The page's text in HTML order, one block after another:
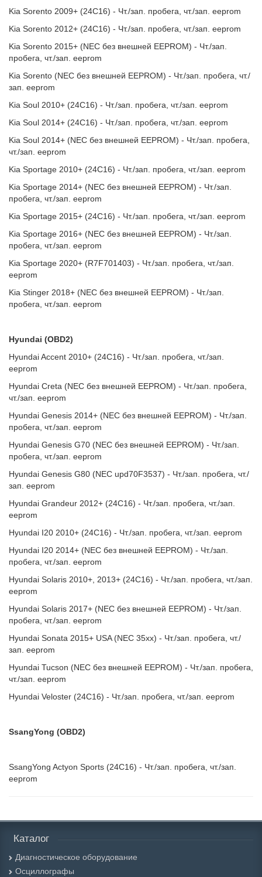
Kia Sorento 2009+ (24C16) - Чт./зап. пробега, чт./зап. eeprom
Kia Sorento 2012+ (24C16) - Чт./зап. пробега, чт./зап. eeprom
Kia Sorento 2015+ (NEC без внешней EEPROM) - Чт./зап.
пробега, чт./зап. eeprom
Kia Sorento (NEC без внешней EEPROM) - Чт./зап. пробега, чт./
зап. eeprom
Kia Soul 2010+ (24C16) - Чт./зап. пробега, чт./зап. eeprom
Kia Soul 2014+ (24C16) - Чт./зап. пробега, чт./зап. eeprom
Kia Soul 2014+ (NEC без внешней EEPROM) - Чт./зап. пробега,
чт./зап. eeprom
Kia Sportage 2010+ (24C16) - Чт./зап. пробега, чт./зап. eeprom
Kia Sportage 2014+ (NEC без внешней EEPROM) - Чт./зап.
пробега, чт./зап. eeprom
Kia Sportage 2015+ (24C16) - Чт./зап. пробега, чт./зап. eeprom
Kia Sportage 2016+ (NEC без внешней EEPROM) - Чт./зап.
пробега, чт./зап. eeprom
Kia Sportage 2020+ (R7F701403) - Чт./зап. пробега, чт./зап.
eeprom
Kia Stinger 2018+ (NEC без внешней EEPROM) - Чт./зап.
пробега, чт./зап. eeprom
Hyundai (OBD2)
Hyundai Accent 2010+ (24C16) - Чт./зап. пробега, чт./зап.
eeprom
Hyundai Creta (NEC без внешней EEPROM) - Чт./зап. пробега,
чт./зап. eeprom
Hyundai Genesis 2014+ (NEC без внешней EEPROM) - Чт./зап.
пробега, чт./зап. eeprom
Hyundai Genesis G70 (NEC без внешней EEPROM) - Чт./зап.
пробега, чт./зап. eeprom
Hyundai Genesis G80 (NEC upd70F3537) - Чт./зап. пробега, чт./
зап. eeprom
Hyundai Grandeur 2012+ (24C16) - Чт./зап. пробега, чт./зап.
eeprom
Hyundai I20 2010+ (24C16) - Чт./зап. пробега, чт./зап. eeprom
Hyundai I20 2014+ (NEC без внешней EEPROM) - Чт./зап.
пробега, чт./зап. eeprom
Hyundai Solaris 2010+, 2013+ (24C16) - Чт./зап. пробега, чт./зап.
eeprom
Hyundai Solaris 2017+ (NEC без внешней EEPROM) - Чт./зап.
пробега, чт./зап. eeprom
Hyundai Sonata 2015+ USA (NEC 35xx) - Чт./зап. пробега, чт./
зап. eeprom
Hyundai Tucson (NEC без внешней EEPROM) - Чт./зап. пробега,
чт./зап. eeprom
Hyundai Veloster (24C16) - Чт./зап. пробега, чт./зап. eeprom
SsangYong (OBD2)
SsangYong Actyon Sports (24C16) - Чт./зап. пробега, чт./зап.
eeprom
Каталог
Диагностическое оборудование
Осциллографы